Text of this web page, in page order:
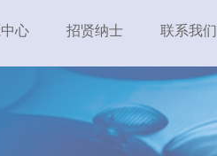
心 招贤纳士 联系我们